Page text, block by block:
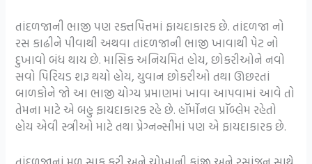
તાંદળજાની ભાજી પણ રક્તપિત્તમાં ફાયદાકારક છે. તાંદળજા નો
રસ કાઢીને પીવાથી અથવા તાંદળજાની ભાજી ખાવાથી પેટ નો
દુખાવો બંધ થાય છે. માસિક અનિયમિત હોય, છોકરીઓને નવો
સવો પિરિયડ શરૂ થયો હોય, યુવાન છોકરીઓ તથા ઊછરતાં
બાળકોને જો આ ભાજી યોગ્ય પ્રમાણમાં ખાવા આપવામાં આવે તો
તેમના માટે એ બહુ ફાયદાકારક રહે છે. હૉર્મોનલ પ્રૉબ્લેમ રહેતો
હોય એવી સ્ત્રીઓ માટે તથા પ્રેગ્નન્સીમાં પણ એ ફાયદાકારક છે.